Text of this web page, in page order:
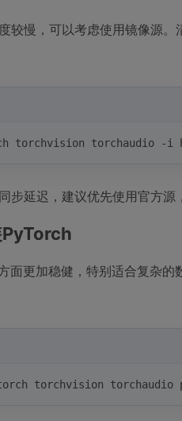
较慢，可以考虑使用镜像源
torchvision torchaudio -i
步延迟，建议优先使用官方
面更加稳健，特别适合复杂
torchvision torchaudio